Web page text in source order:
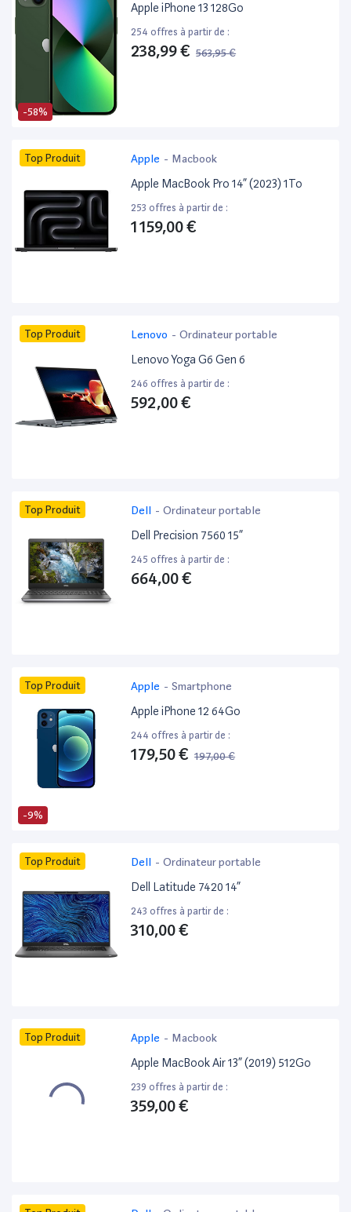
-58%
Apple iPhone 13 128Go
254 offres à partir de :
238,99 € 563,95 €
Top Produit Apple - Macbook
Apple MacBook Pro 14” (2023) 1To
253 offres à partir de :
1 159,00 €
Top Produit Lenovo - Ordinateur portable
Lenovo Yoga G6 Gen 6
246 offres à partir de :
592,00 €
Top Produit Dell - Ordinateur portable
Dell Precision 7560 15”
245 offres à partir de :
664,00 €
-9%
Top Produit Apple - Smartphone
Apple iPhone 12 64Go
244 offres à partir de :
179,50 € 197,00 €
Top Produit Dell - Ordinateur portable
Dell Latitude 7420 14”
243 offres à partir de :
310,00 €
Top Produit Apple - Macbook
Apple MacBook Air 13” (2019) 512Go
239 offres à partir de :
359,00 €